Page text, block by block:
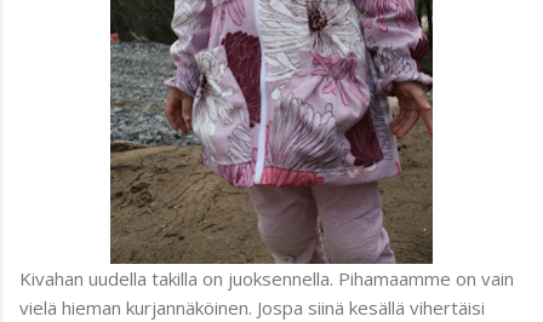
Kivahan uudella takilla on juoksennella. Pihamaamme on vain
vielä hieman kurjannäköinen. Jospa siinä kesällä vihertäisi